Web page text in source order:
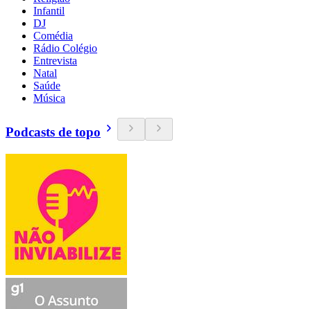
Infantil
DJ
Comédia
Rádio Colégio
Entrevista
Natal
Saúde
Música
Podcasts de topo